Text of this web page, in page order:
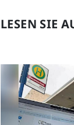
LESEN SIE